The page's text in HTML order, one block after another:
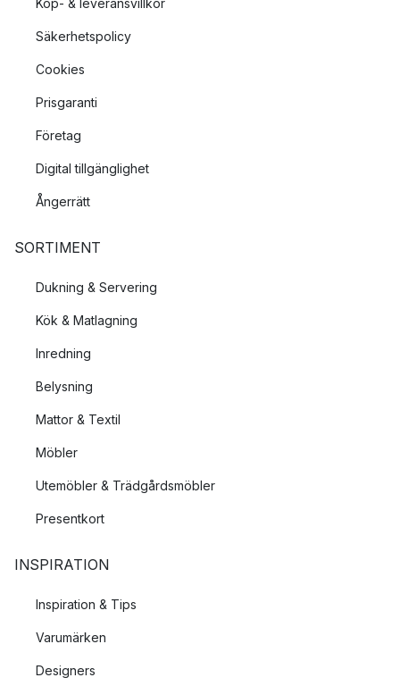
Köp- & leveransvillkor
Säkerhetspolicy
Cookies
Prisgaranti
Företag
Digital tillgänglighet
Ångerrätt
SORTIMENT
Dukning & Servering
Kök & Matlagning
Inredning
Belysning
Mattor & Textil
Möbler
Utemöbler & Trädgårdsmöbler
Presentkort
INSPIRATION
Inspiration & Tips
Varumärken
Designers